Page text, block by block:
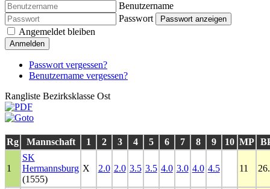
Benutzername
Passwort
Passwort anzeigen
Angemeldet bleiben
Anmelden
Passwort vergessen?
Benutzername vergessen?
Rangliste Bezirksklasse Ost
Rg Mannschaft 1 2 3 4 5 6 7 8 9 10 MP
1
SK
Hermannsburg
(1555)
X 2.0 2.0 3.5 3.5 4.0 3.0 4.0 4.5 11